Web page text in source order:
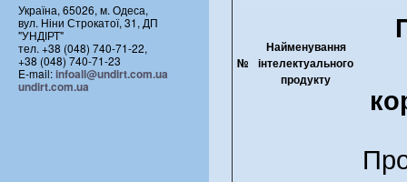
Україна, 65026, м. Одеса,
вул. Ніни Строкатої, 31, ДП
"УНДІРТ"
тел. +38 (048) 740-71-22,
+38 (048) 740-71-23
E-mail:infoall@undirt.com.ua
undirt.com.ua
№
Найменування
інтелектуального
продукту